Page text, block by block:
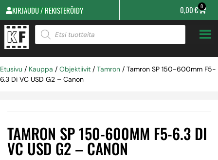
KIRJAUDU / REKISTERÖIDY 0,00€ 0
Etusivu / Kauppa / Objektiivit / Tamron / Tamron SP 150-600mm F5-
6.3 Di VC USD G2 – Canon
TAMRON SP 150-600MM F5-6.3 DI
VC USD G2 – CANON